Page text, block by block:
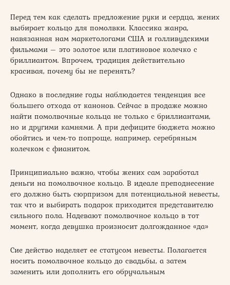
Перед тем как сделать предложение руки и сердца, жених
выбирает кольцо для помолвки. Классика жанра,
навязанная нам маркетологами США и голливудскими
фильмами – это золотое или платиновое колечко с
бриллиантом. Впрочем, традиция действительно
красивая, почему бы не перенять?
Однако в последние годы наблюдается тенденция все
большего отхода от канонов. Сейчас в продаже можно
найти помолвочные кольца не только с бриллиантами,
но и другими камнями. А при дефиците бюджета можно
обойтись и чем-то попроще, например, серебряным
колечком с фианитом.
Принципиально важно, чтобы жених сам заработал
деньги на помолвочное кольцо. В идеале преподнесение
его должно быть сюрпризом для потенциальной невесты,
так что и выбирать подарок приходится представителю
сильного пола. Надевают помолвочное кольцо в тот
момент, когда девушка произносит долгожданное «да»
Сие действо наделяет ее статусом невесты. Полагается
носить помолвочное кольцо до свадьбы, а затем
заменить или дополнить его обручальным